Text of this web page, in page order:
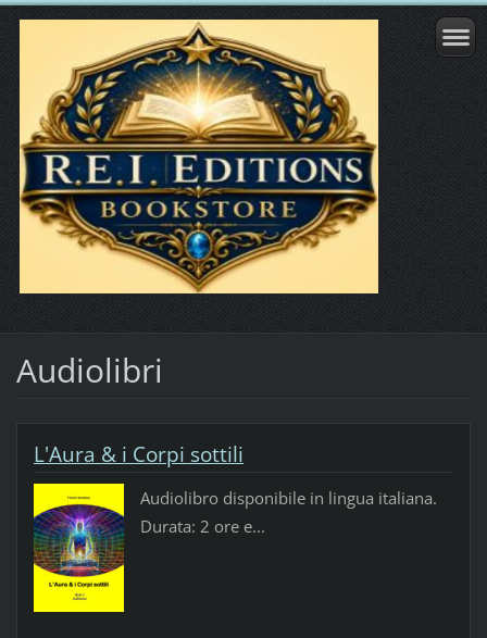
Audiolibri
L'Aura & i Corpi sottili
Audiolibro disponibile in lingua italiana.
Durata: 2 ore e...